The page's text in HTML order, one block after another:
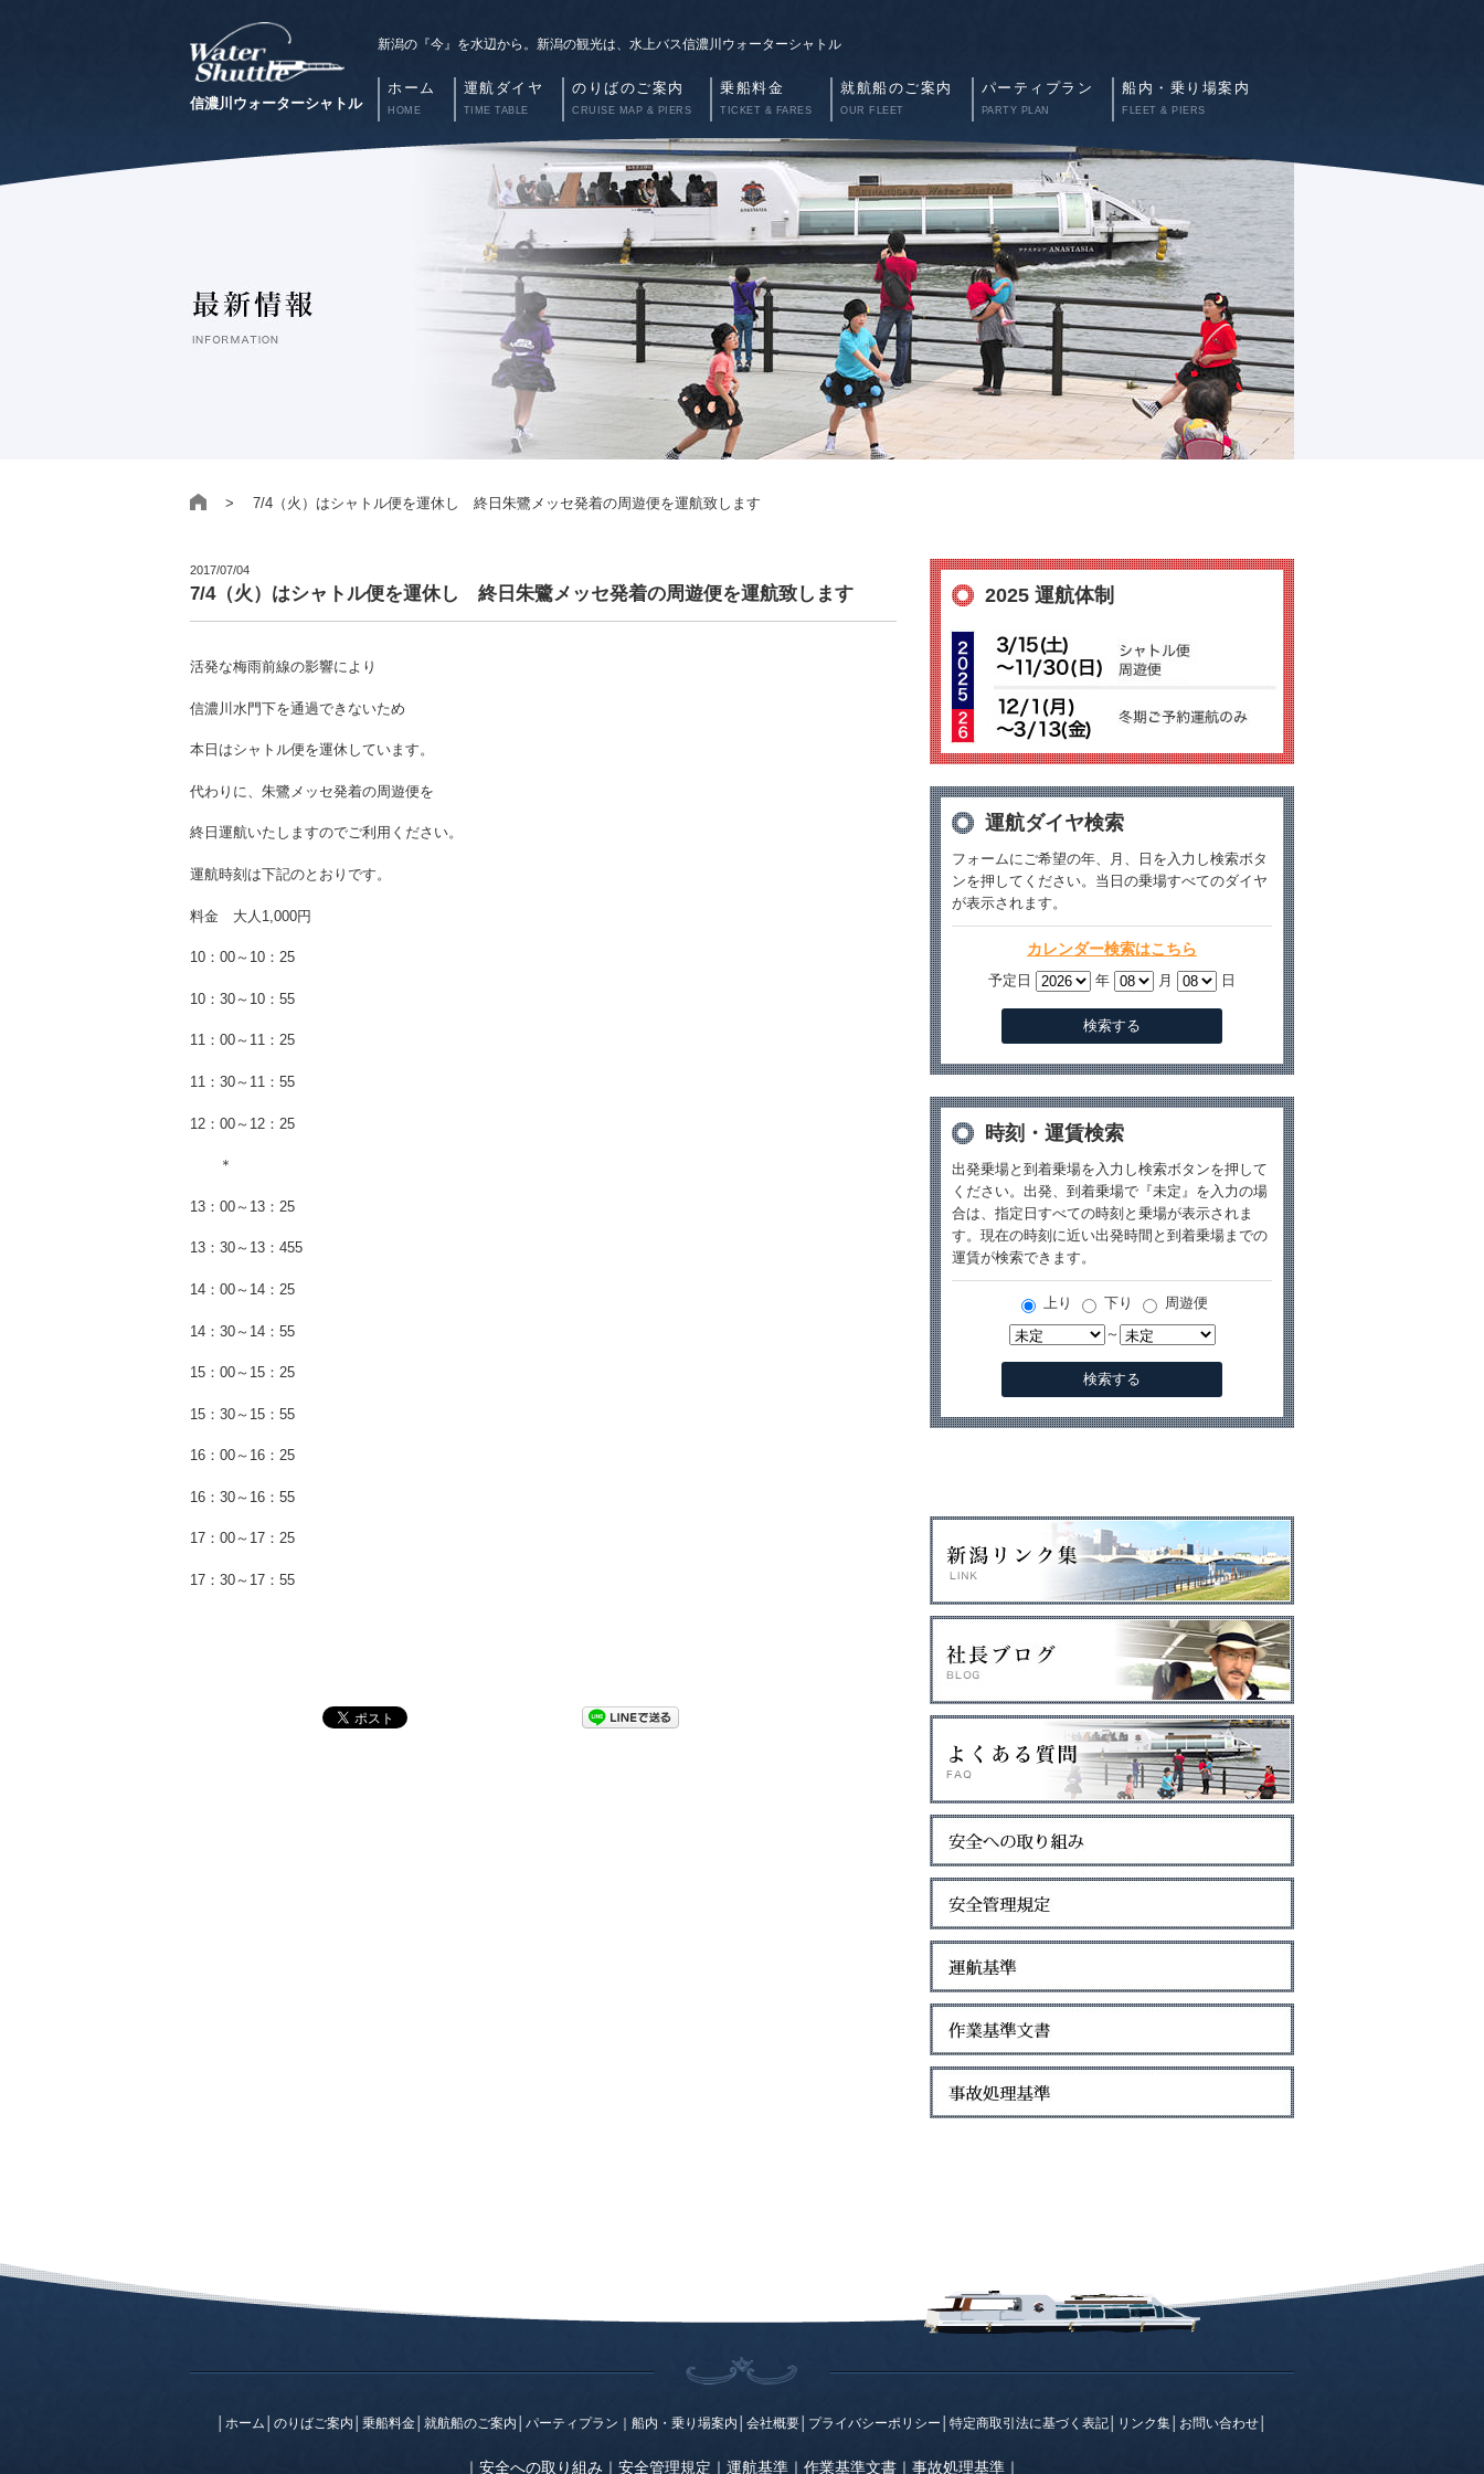
信濃川ウォーターシャトル
新潟の『今』を水辺から。新潟の観光は、水上バス信濃川ウォーターシャトル
ホーム
HOME
運航ダイヤ
TIME TABLE
のりばのご案内
CRUISE MAP & PIERS
乗船料金
TICKET & FARES
就航船のご案内
OUR FLEET
パーティプラン
PARTY PLAN
船内・乗り場案内
FLEET & PIERS
> 7/4（火）はシャトル便を運休し 終日朱鷺メッセ発着の周遊便を運航致します
2017/07/04
7/4（火）はシャトル便を運休し 終日朱鷺メッセ発着の周遊便を運航致します
活発な梅雨前線の影響により
信濃川水門下を通過できないため
本日はシャトル便を運休しています。
代わりに、朱鷺メッセ発着の周遊便を
終日運航いたしますのでご利用ください。
運航時刻は下記のとおりです。
料金 大人1,000円
10：00～10：25
10：30～10：55
11：00～11：25
11：30～11：55
12：00～12：25
＊
13：00～13：25
13：30～13：455
14：00～14：25
14：30～14：55
15：00～15：25
15：30～15：55
16：00～16：25
16：30～16：55
17：00～17：25
17：30～17：55
2025 運航体制
運航ダイヤ検索
フォームにご希望の年、月、日を入力し検索ボタ
ンを押してください。当日の乗場すべてのダイヤ
が表示されます。
カレンダー検索はこちら
予定日 年 月 日
時刻・運賃検索
出発乗場と到着乗場を入力し検索ボタンを押して
ください。出発、到着乗場で『未定』を入力の場
合は、指定日すべての時刻と乗場が表示されま
す。現在の時刻に近い出発時間と到着乗場までの
運賃が検索できます。
上り 下り
周遊便
～
ホーム のりばご案内 乗船料金 就航船のご案内 パーティプラン 船内・乗り場案内 会社概要 プライバシーポリシー 特定商取引法に基づく表記 リンク集 お問い合わせ
｜ 安全への取り組み ｜ 安全管理規定 ｜ 運航基準 ｜ 作業基準文書 ｜ 事故処理基準 ｜